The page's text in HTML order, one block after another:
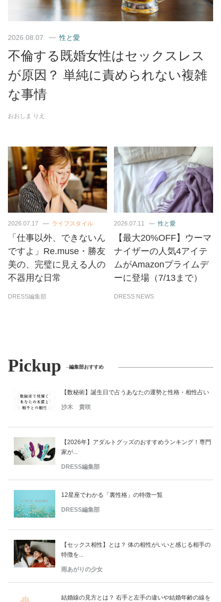
2026.08.07 性と愛
不倫する既婚女性はセックスレス
が原因？ 単純に責められない複雑
な事情
おおしま りえ
2026.07.17 ライフスタイル
「仕事以外、できないん
ですよ」Re.muse・勝友
美の、完璧に見える人の
不器用な日常
DRESS編集部
2026.07.11 性と愛
【最大20%OFF】ウーマ
ナイザーの人気4アイテ
ムがAmazonプライムデ
ーに登場（7/13まで）
DRESS NEWS
Pickup 編集部おすすめ
【数秘術】誕生日で占うあなたの運勢と性格・相性占い
沙木 貴咲
【2026年】アダルトグッズのおすすめランキング！専門
家が...
DRESS編集部
12星座でわかる「裏性格」の特徴一覧
DRESS編集部
【セックス相性】とは？ 体の相性がいいと感じる相手の
特徴を...
雨あがりの少女
結婚線の見方とは？ 右手と左手の違いや結婚年齢の線を